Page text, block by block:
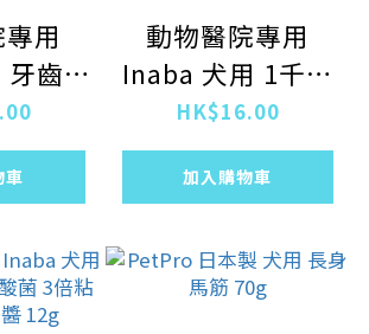
用
齒護
14g
車
動物醫院專用
Inaba 犬用 1千億
乳酸菌 高能量雞肉
味肉醬14g
HK$16.00
加入購物車